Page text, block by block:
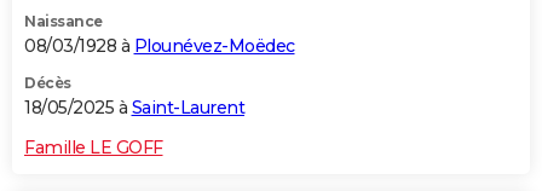
Naissance
08/03/1928 à Plounévez-Moëdec
Décès
18/05/2025 à Saint-Laurent
Famille LE GOFF